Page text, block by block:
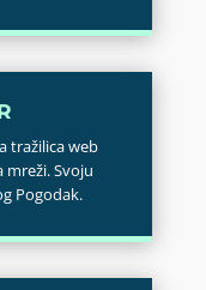
tražilica web
mreži. Svoju
Pogodak.